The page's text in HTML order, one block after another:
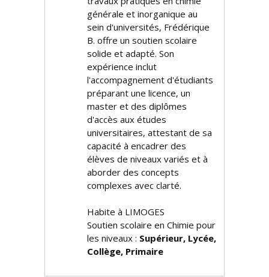
générale et inorganique au
sein d'universités, Frédérique
B. offre un soutien scolaire
solide et adapté. Son
expérience inclut
l'accompagnement d'étudiants
préparant une licence, un
master et des diplômes
d'accès aux études
universitaires, attestant de sa
capacité à encadrer des
élèves de niveaux variés et à
aborder des concepts
complexes avec clarté.
Habite à LIMOGES
Soutien scolaire en Chimie pour
les niveaux : Supérieur, Lycée,
Collège, Primaire